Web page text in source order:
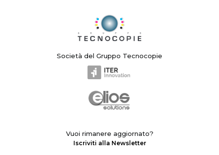
Società del Gruppo Tecnocopie
Vuoi rimanere aggiornato?
Iscriviti alla Newsletter